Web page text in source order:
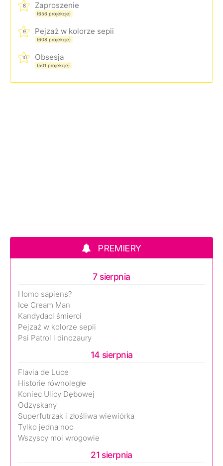
8 Zaproszenie
(656 projekcje)
9 Pejzaż w kolorze sepii
(608 projekcje)
10 Obsesja
(501 projekcje)
PREMIERY
7 sierpnia
Homo sapiens?
Ice Cream Man
Kandydaci śmierci
Pejzaż w kolorze sepii
Psi Patrol i dinozaury
14 sierpnia
Flavia de Luce
Historie równoległe
Koniec Ulicy Dębowej
Odzyskany
Superfutrzak i złośliwa wiewiórka
Tylko jedna noc
Wszyscy moi wrogowie
21 sierpnia